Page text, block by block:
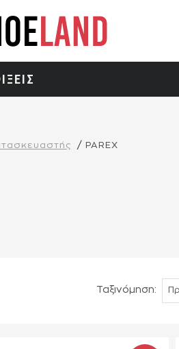
PAREX
Ταξινόμηση: